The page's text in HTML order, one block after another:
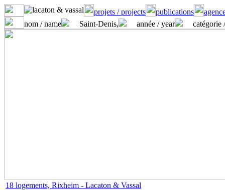
projets / projects publications
nom / name
Saint-Denis, année / year catégorie
18 logements, Rixheim - Lacaton & Vassal